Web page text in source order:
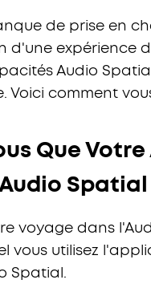
de prise en
d'une expérience
Audio
Voici comment
Que
Spatial
voyage dans
vous utilisez
Spatial.